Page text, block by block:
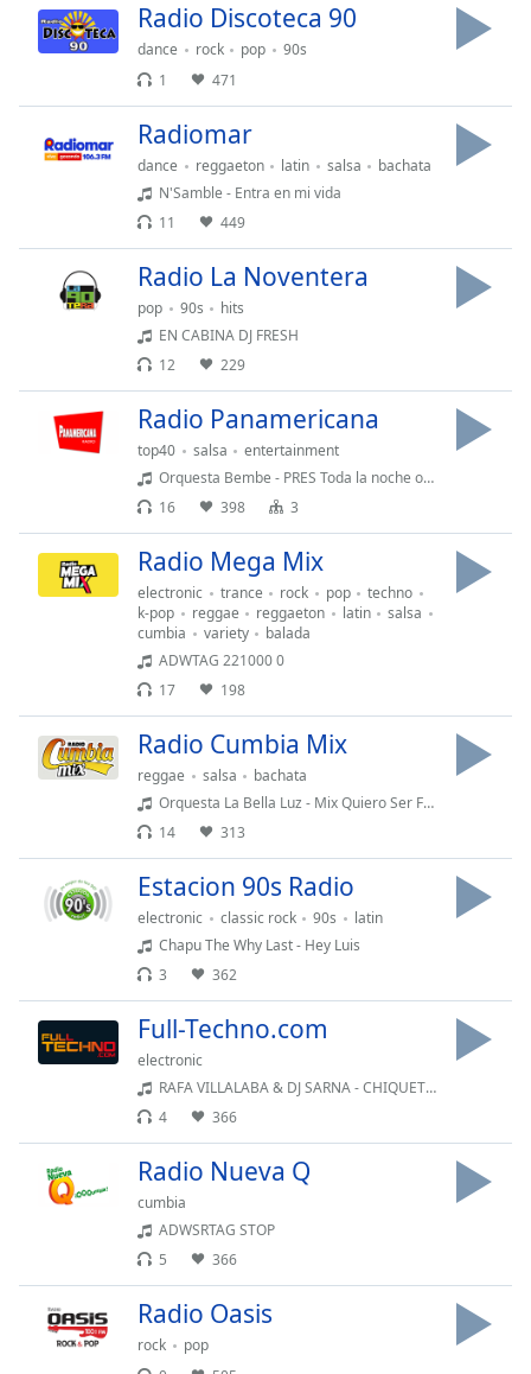
Opacity
window.
Radio Discoteca 90
dance rock pop
90s
1
471
Radiomar
dance reggaeton latin salsa
bachata
N'Samble - Entra en mi vida
11
449
Radio La Noventera
pop 90s
hits
EN CABINA DJ FRESH
12
229
Radio Panamericana
top40 salsa
entertainment
Orquesta Bembe - PRES Toda la noche oliendo a ti
16
398 3
Radio Mega Mix
electronic trance rock pop
techno
k-pop
reggae reggaeton latin
salsa
cumbia
variety
balada
ADWTAG 221000 0
17
198
Radio Cumbia Mix
reggae salsa
bachata
Orquesta La Bella Luz - Mix Quiero Ser Feliz (32 Aniversario)
14
313
Estacion 90s Radio
electronic classic rock 90s
latin
Chapu The Why Last - Hey Luis
3
362
Full-Techno.com
electronic
RAFA VILLALABA & DJ SARNA - CHIQUETERE
4
366
Radio Nueva Q
cumbia
ADWSRTAG STOP
5
366
Radio Oasis
rock
pop